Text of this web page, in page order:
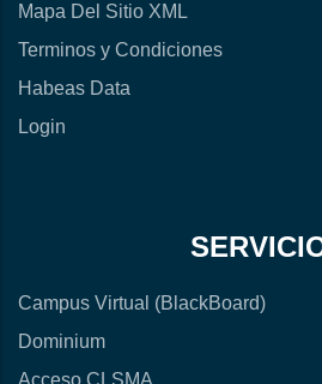
Mapa Del Sitio XML
Terminos y Condiciones
Habeas Data
Login
Campus Virtual (BlackBoard)
Dominium
Acceso CLSMA